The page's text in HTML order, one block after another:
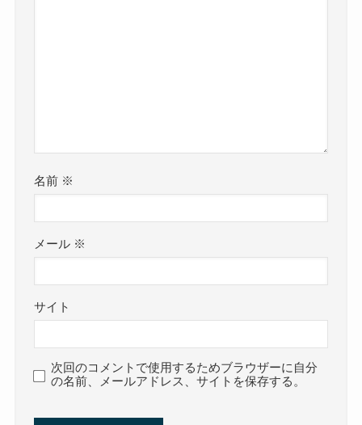
名前 ※
メール ※
サイト
次回のコメントで使用するためブラウザーに自分
の名前、メールアドレス、サイトを保存する。